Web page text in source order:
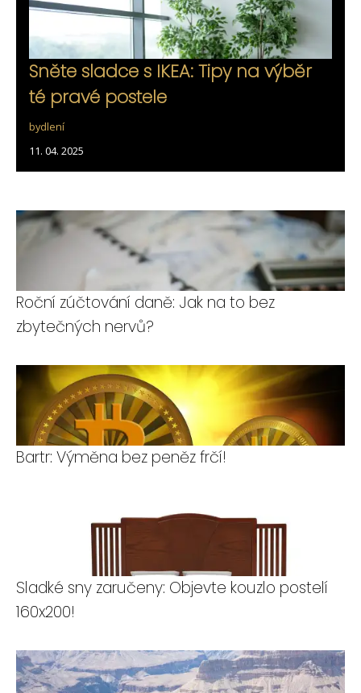
Sněte sladce s IKEA: Tipy na výběr
té pravé postele
bydlení
11. 04. 2025
Roční zúčtování daně: Jak na to bez
zbytečných nervů?
Bartr: Výměna bez peněz frčí!
Sladké sny zaručeny: Objevte kouzlo postelí
160x200!